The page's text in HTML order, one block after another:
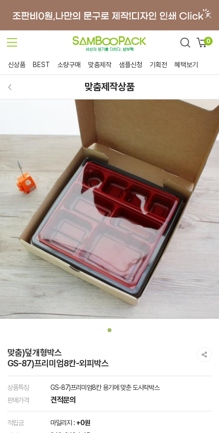
0
신상품 BEST 소량구매 맞춤제작 샘플신청 기획전 혜택보기
맞춤제작상품
맞춤)덮개형박스
GS-87)프리미엄8칸-외피박스
상품특징
GS-87)프리미엄8칸 용기에 맞춘 도시락박스
판매가격
견적문의
적립금 마일리지 : +0원